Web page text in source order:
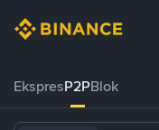
EkspresP2PBlok